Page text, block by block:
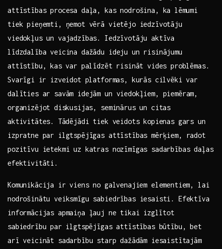
attīstības procesa daļa, kas nodrošina, ka ⁢lēmumi
tiek pieņemti, ņemot‍ vērā vietējo iedzīvotāju
viedokļus un vajadzības. Iedzīvotāju aktīva
līdzdalība veicina dažādu ideju un risinājumu
attīstību, kas⁢ var palīdzēt‍ risināt ‍vides problēmas.
Svarīgi ⁢ir izveidot platformas,​ kurās cilvēki ⁤var
dalīties ar ‍savām ‍idejām ​un viedokļiem, piemēram,
organizējot ⁣diskusijas, seminārus un citas
aktivitātes. ⁣Tādējādi tiek veidots kopienas gars un
izpratne par ilgtspējīgas attīstības mērķiem,‌ radot⁢
pozitīvu ietekmi uz katras nozīmīgas sadarbības daļas
efektivitāti.
Komunikācija ir⁣ viens‍ no galvenajiem elementiem, ⁣lai
‍nodrošinātu‌ veiksmīgu ​sabiedrības iesaisti. Efektīva
informācijas apmaiņa ļauj⁢ ne tikai⁤ izglītot
sabiedrību ⁢par ilgtspējīgas ​attīstības būtību, bet​
arī ​veicināt sadarbību starp⁤ dažādām iesaistītajām